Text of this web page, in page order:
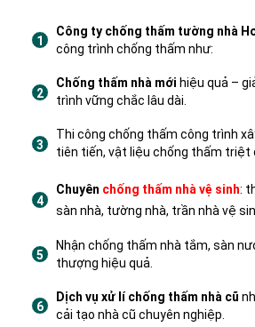
Công ty chống thấm tường nhà
công trình chống thấm như:
Chống thấm nhà mới hiệu quả –
trình vững chắc lâu dài.
Thi công chống thấm công trình
tiên tiến, vật liệu chống thấm triệt
Chuyên chống thấm nhà vệ sinh:
sàn nhà, tường nhà, trần nhà vệ
Nhận chống thấm nhà tắm, sàn
thượng hiệu quả.
Dịch vụ xử lí chống thấm nhà cũ
cải tạo nhà cũ chuyên nghiệp.